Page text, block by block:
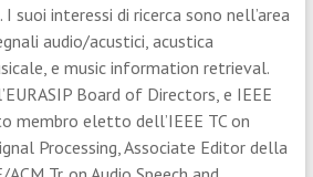
suoi interessi di ricerca sono nell’area
audio/acustici, acustica
e music information retrieval.
Board of Directors, e IEEE
membro eletto dell’IEEE TC on
Processing, Associate Editor della